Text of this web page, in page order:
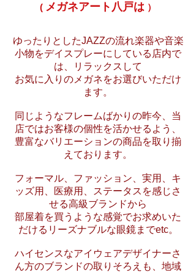
( メガネアート八戸は ）
ゆったりとしたJAZZの流れ楽器や音楽
小物をデイスプレーにしている店内で
は、リラックスして
お気に入りのメガネをお選びいただけ
ます。
同じようなフレームばかりの昨今、当
店ではお客様の個性を活かせるよう、
豊富なバリエーションの商品を取り揃
えております。
フォーマル、ファッション、実用、キ
ッズ用、医療用、ステータスを感じさ
せる高級ブランドから
部屋着を買うような感覚でお求めいた
だけるリーズナブルな眼鏡までetc。
ハイセンスなアイウェアデザイナーさ
ん方のブランドの取りそろえも、地域